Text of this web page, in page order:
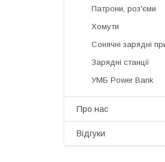
Патрони, роз'єми
Хомути
Сонячні зарядні
Зарядні станції
УМБ Power Bank
Про нас
Відгуки